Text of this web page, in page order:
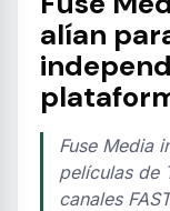
alían
Fuse Media
películas de
canales